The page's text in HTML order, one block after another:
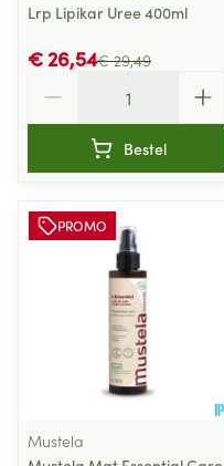
Lrp Lipikar Uree 400ml
€ 29,49
€ 26,54
Bestel
PROMO
Mustela